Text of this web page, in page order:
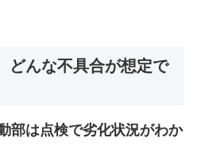
どんな不具合が想定で
部は点検で劣化状況がわか